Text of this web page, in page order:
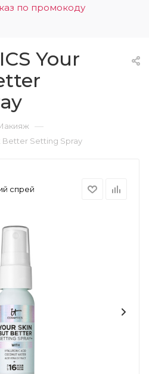
по промокоду
0
Your
—
Better Setting Spray
спрей